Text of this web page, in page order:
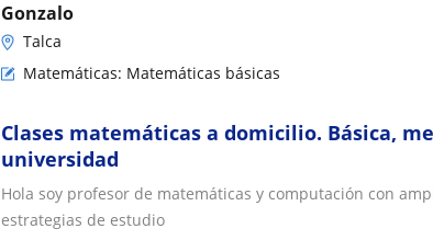
Gonzalo
Talca
Matemáticas: Matemáticas básicas
Clases matemáticas a domicilio. Básica,
universidad
Hola soy profesor de matemáticas y computación con
estrategias de estudio